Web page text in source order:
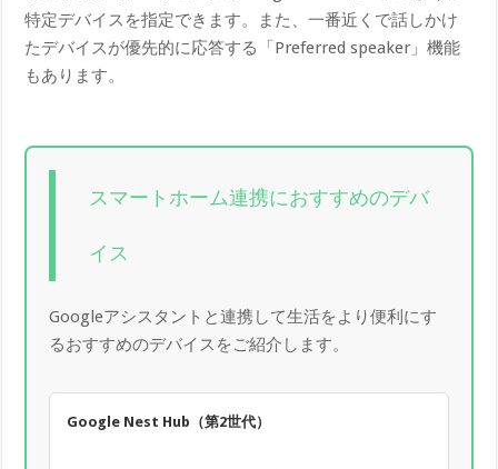
特定デバイスを指定できます。また、一番近くで話しかけ
たデバイスが優先的に応答する「Preferred speaker」機能
もあります。
スマートホーム連携におすすめのデバ
イス
Googleアシスタントと連携して生活をより便利にす
るおすすめのデバイスをご紹介します。
Google Nest Hub（第2世代）